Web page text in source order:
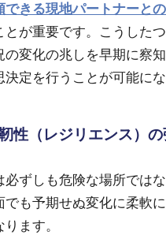
できる現地パートナーと
とが重要です。こうした
の変化の兆しを早期に察
定を行うことが可能にな
性（レジリエンス）
必ずしも危険な場所では
でも予期せぬ変化に柔軟
ます。